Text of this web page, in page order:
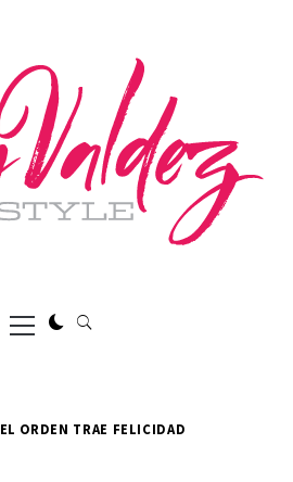
Menú
principal
EL ORDEN TRAE FELICIDAD